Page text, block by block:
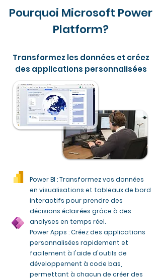
Pourquoi Microsoft Power
Platform?
Transformez les données et créez
des applications personnalisées
Power BI : Transformez vos données
en visualisations et tableaux de bord
interactifs pour prendre des
décisions éclairées grâce à des
analyses en temps réel.
Power Apps : Créez des applications
personnalisées rapidement et
facilement à l'aide d'outils de
développement à code bas,
permettant à chacun de créer des